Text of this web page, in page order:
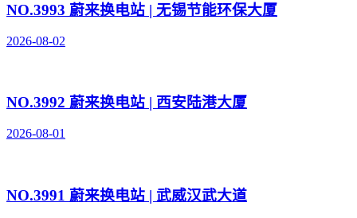
NO.3993 蔚来换电站 | 无锡节能环保大厦
2026-08-02
NO.3992 蔚来换电站 | 西安陆港大厦
2026-08-01
NO.3991 蔚来换电站 | 武威汉武大道